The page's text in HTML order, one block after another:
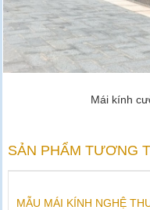
Mái kính
SẢN PHẨM TƯƠNG
MẪU MÁI KÍNH NGHỆ